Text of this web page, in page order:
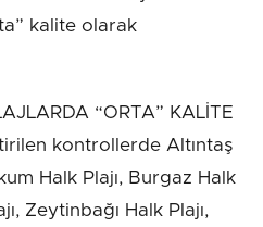
kalite olarak
“ORTA” KALİTE
kontrollerde Altıntaş
Halk Plajı, Burgaz Halk
Zeytinbağı Halk Plajı,